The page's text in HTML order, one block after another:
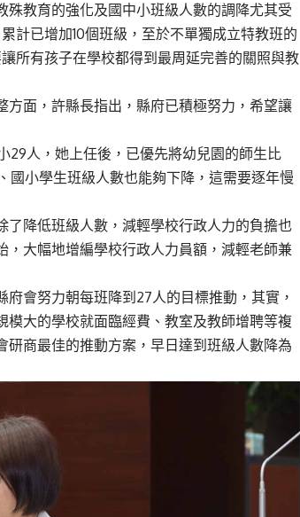
教育的強化及國中小班級人數的調降尤其受
計已增加10個班級，至於不單獨成立特教班的
所有孩子在學校都得到最周延完善的關照與教
面，許縣長指出，縣府已積極努力，希望讓
29人，她上任後，已優先將幼兒園的師生比
國小學生班級人數也能夠下降，這需要逐年慢
降低班級人數，減輕學校行政人力的負擔也
大幅地增編學校行政人力員額，減輕老師兼
會努力朝每班降到27人的目標推動，其實，
大的學校就面臨經費、教室及教師增聘等複
商最佳的推動方案，早日達到班級人數降為